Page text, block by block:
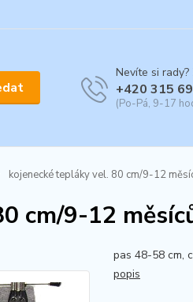
Nevíte si
+420 315
(Po-Pá, 9-17
kojenecké tepláky vel. 80 cm/9-12
cm/9-12
pas 48-58 cm,
popis